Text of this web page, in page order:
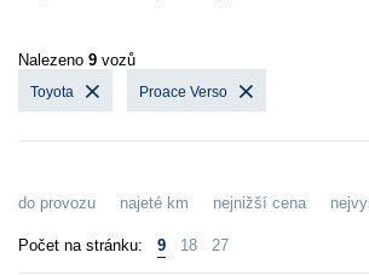
Nalezeno 9 vozů
Toyota Proace Verso
do provozu najeté km nejnižší cena
Počet na stránku: 9 18 27